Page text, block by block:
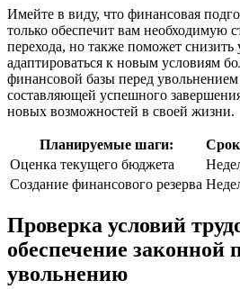
Имейте в виду, что финансовая
только обеспечит вам необходимую
перехода, но также поможет снизить
адаптироваться к новым условиям
финансовой базы перед увольнением
составляющей успешного
новых возможностей в своей жизни.
Планируемые шаги:
Оценка текущего бюджета
Создание финансового резерва
Проверка условий
обеспечение законной
увольнению